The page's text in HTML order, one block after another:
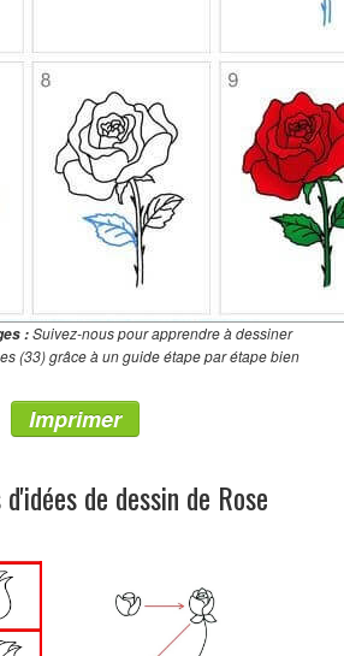
:Suivez-nous pour apprendre à dessiner
(33) grâce à un guide étape par étape bien
Imprimer
de dessin de Rose